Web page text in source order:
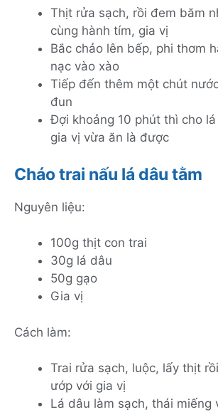
Thịt rửa sạch, rồi đem băm
cùng hành tím, gia vị
Bắc chảo lên bếp, phi thơm
nạc vào xào
Tiếp đến thêm một chút
đun
Đợi khoảng 10 phút thì cho
gia vị vừa ăn là được
Cháo trai nấu lá dâu tằm
Nguyên liệu:
100g thịt con trai
30g lá dâu
50g gạo
Gia vị
Cách làm:
Trai rửa sạch, luộc, lấy thịt
ướp với gia vị
Lá dâu làm sạch, thái miếng